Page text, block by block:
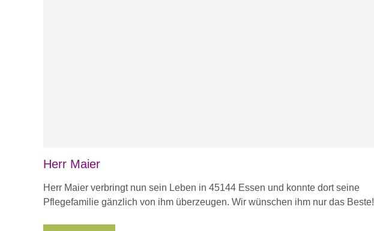
Herr Maier
Herr Maier verbringt nun sein Leben in 45144 Essen und konnte dort seine
Pflegefamilie gänzlich von ihm überzeugen. Wir wünschen ihm nur das Beste!